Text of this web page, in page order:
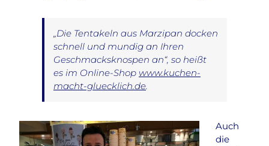
„Die Tentakeln aus Marzipan docken
schnell und mundig an Ihren
Geschmacksknospen an“, so heißt
es im Online-Shop www.kuchen-
macht-gluecklich.de.
Auch
die